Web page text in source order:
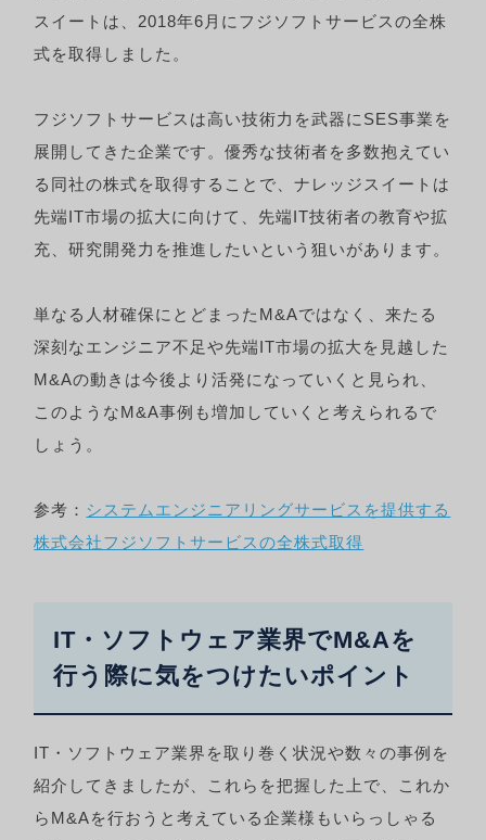
スイートは、2018年6月にフジソフトサービスの全株
式を取得しました。
フジソフトサービスは高い技術力を武器にSES事業を
展開してきた企業です。優秀な技術者を多数抱えてい
る同社の株式を取得することで、ナレッジスイートは
先端IT市場の拡大に向けて、先端IT技術者の教育や拡
充、研究開発力を推進したいという狙いがあります。
単なる人材確保にとどまったM&Aではなく、来たる
深刻なエンジニア不足や先端IT市場の拡大を見越した
M&Aの動きは今後より活発になっていくと見られ、
このようなM&A事例も増加していくと考えられるで
しょう。
参考： システムエンジニアリングサービスを提供する
株式会社フジソフトサービスの全株式取得
IT・ソフトウェア業界でM&Aを
行う際に気をつけたいポイント
IT・ソフトウェア業界を取り巻く状況や数々の事例を
紹介してきましたが、これらを把握した上で、これか
らM&Aを行おうと考えている企業様もいらっしゃる